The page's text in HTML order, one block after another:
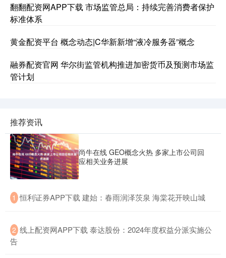
翻翻配资网APP下载 市场监管总局：持续完善消费者保护
标准体系
黄金配资平台 概念动态|C华新新增“液冷服务器”概念
融券配资官网 华尔街监管机构推进加密货币及预测市场监
管计划
推荐资讯
尚牛在线 GEO概念火热 多家上市公司回
应相关业务进展
1 ​恒利证券APP下载 建始：春雨润泽茨泉 海棠花开映山城
2 ​线上配资网APP下载 泰达股份：2024年度权益分派实施公
告